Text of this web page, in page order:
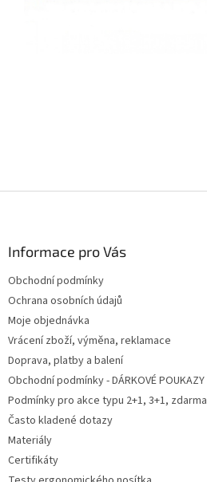
Informace pro Vás
Obchodní podmínky
Ochrana osobních údajů
Moje objednávka
Vrácení zboží, výměna, reklamace
Doprava, platby a balení
Obchodní podmínky - DÁRKOVÉ POUKAZY
Podmínky pro akce typu 2+1, 3+1, zdarma
Často kladené dotazy
Materiály
Certifikáty